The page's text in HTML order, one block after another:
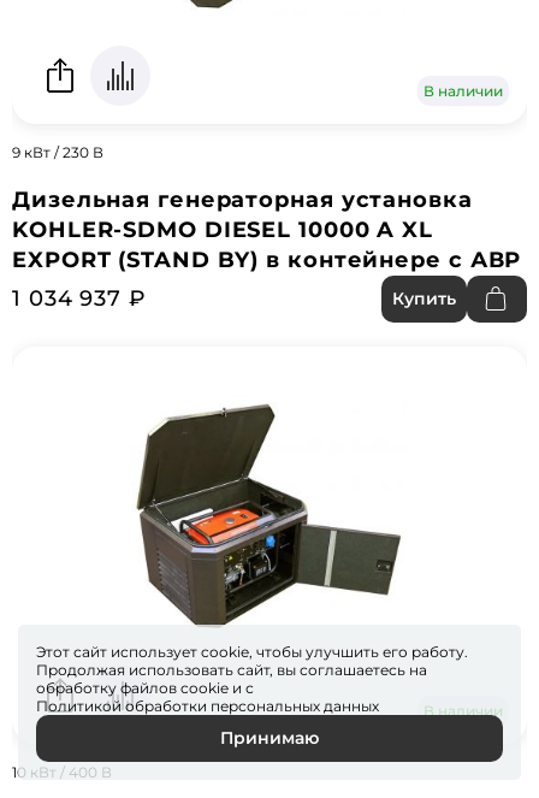
В наличии
9 кВт / 230 В
Дизельная генераторная установка
KOHLER-SDMO DIESEL 10000 A XL
EXPORT (STAND BY) в контейнере с АВР
1 034 937 ₽
Купить
В наличии
10 кВт / 400 В
Этот сайт использует cookie, чтобы улучшить его работу.
Продолжая использовать сайт, вы соглашаетесь на
обработку файлов cookie и с
Политикой обработки персональных данных
Принимаю